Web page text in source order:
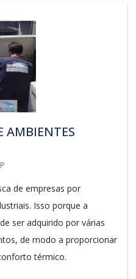
AMBIENTES
de empresas por
Isso porque a
ser adquirido por várias
de modo a proporcionar
térmico.